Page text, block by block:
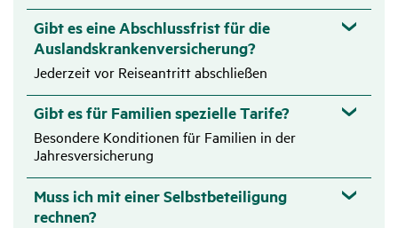
Ambu­lante Behand­lung beim Arzt
Zutref­
fend
Statio­näre Heil­be­hand­lung im Kran­ken­haus
fend
Wahl­weise alter­nativ Kran­ken­haus­ta­ge­geld bis zu 30
Tage, pro Tag
Gibt es eine Abschlussfrist für die
Auslandskrankenversicherung?
Jederzeit vor Reiseantritt abschließen
Gibt es für Familien spezielle Tarife?
Besondere Konditionen für Familien in der
Jahresversicherung
Muss ich mit einer Selbstbeteiligung
rechnen?